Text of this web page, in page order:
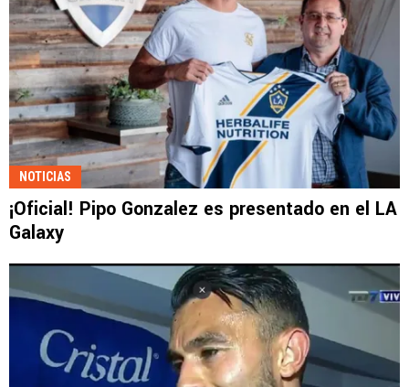
NOTICIAS
¡Oficial! Pipo Gonzalez es presentado en el LA
Galaxy